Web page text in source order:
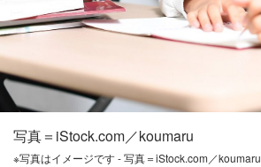
写真＝iStock.com／koumaru
※写真はイメージです - 写真＝iStock.com／koumaru